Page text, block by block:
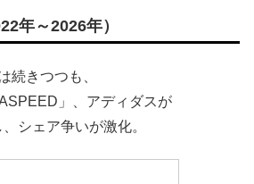
年～2026年）
続きつつも、
」、アディダスが
シェア争いが激化。